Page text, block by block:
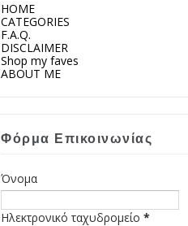
HOME
CATEGORIES
F.A.Q.
DISCLAIMER
Shop my faves
ABOUT ME
Φόρμα Επικοινωνίας
Όνομα
Ηλεκτρονικό ταχυδρομείο *